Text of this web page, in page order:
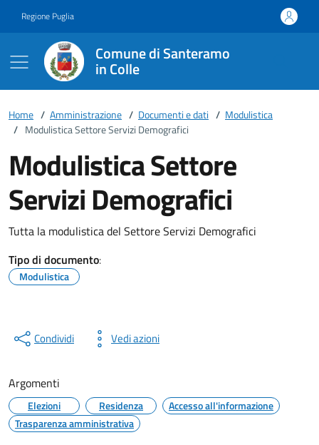
Regione Puglia
Comune di Santeramo
in Colle
Home / Amministrazione / Documenti e dati / Modulistica
/ Modulistica Settore Servizi Demografici
Modulistica Settore
Servizi Demografici
Tutta la modulistica del Settore Servizi Demografici
Tipo di documento:
Modulistica
Condividi Vedi azioni
Argomenti
Elezioni Residenza
Accesso all'informazione
Trasparenza amministrativa